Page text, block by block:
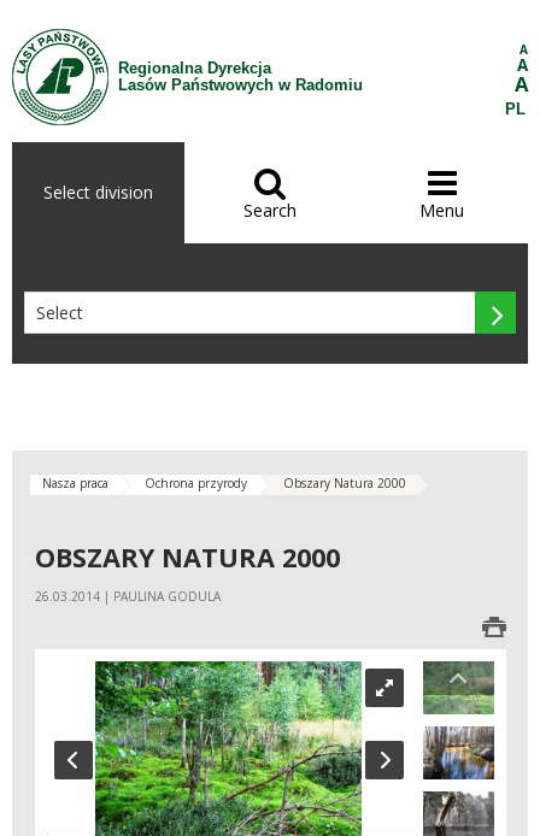
Skip to Content
Regionalna Dyrekcja
Lasów Państwowych w Radomiu
A
A
A
PL
Select division 
Search

Menu

Nasza praca Ochrona przyrody Obszary Natura 2000
OBSZARY NATURA 2000
26.03.2014 | PAULINA GODULA